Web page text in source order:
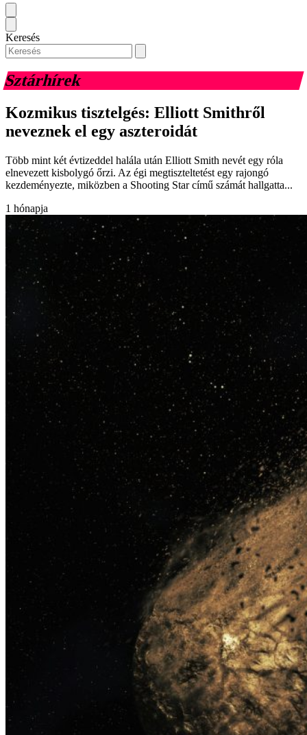
Keresés
Sztárhírek
Kozmikus tisztelgés: Elliott Smithről
neveznek el egy aszteroidát
Több mint két évtizeddel halála után Elliott Smith nevét egy róla
elnevezett kisbolygó őrzi. Az égi megtiszteltetést egy rajongó
kezdeményezte, miközben a Shooting Star című számát hallgatta...
1 hónapja